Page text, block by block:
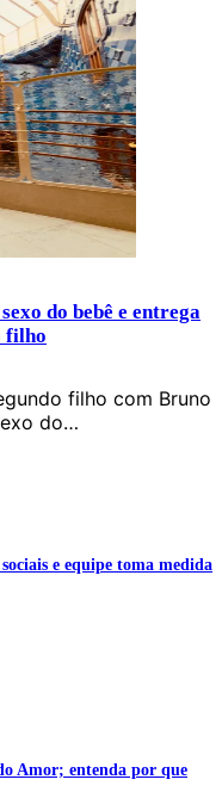
do bebê e entrega
filho
filho com Bruno
do…
e equipe toma medida
Amor; entenda por que